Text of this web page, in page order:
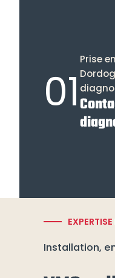
01
Prise
Installation,